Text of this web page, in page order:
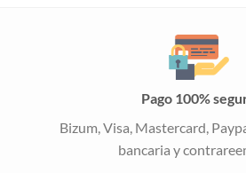
Pago 100%
Bizum, Visa, Mastercard,
bancaria y